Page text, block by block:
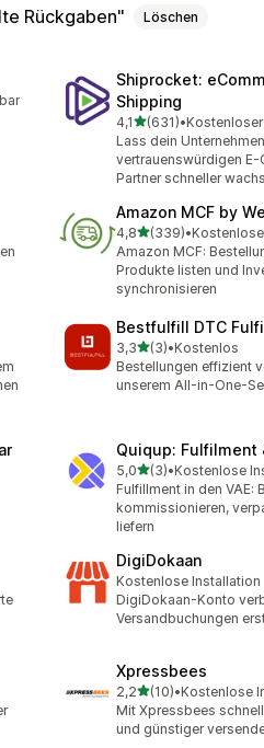
Rückgaben Löschen
Shiprocket:
Shipping
4,1von 5 Sternen
(631)
631 Rezensionen
•
Lass dein
vertrauenswürdigen
Partner schneller
Amazon MCF by
4,8von 5 Sternen
(339)
339 Rezensionen
•
Amazon MCF:
Produkte listen und
synchronisieren
Bestfulfill DTC
3,3von 5 Sternen
(3)
3 Rezensionen
•Kostenlos
Bestellungen effizient
unserem All-in-One-
Quiqup: Fulfilment
5,0von 5 Sternen
(3)
3 Rezensionen
•Kostenlose
Fulfillment in den VAE:
kommissionieren,
liefern
DigiDokaan
Kostenlose Installation
DigiDokaan-Konto
Versandbuchungen
Xpressbees
2,2von 5 Sternen
(10)
10 Rezensionen
•Kostenlose
Mit Xpressbees
und günstiger